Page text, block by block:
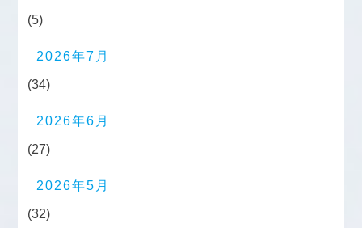
(5)
2026年7月
(34)
2026年6月
(27)
2026年5月
(32)